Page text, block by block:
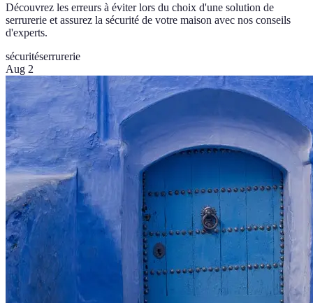
Découvrez les erreurs à éviter lors du choix d'une solution de
serrurerie et assurez la sécurité de votre maison avec nos conseils
d'experts.
sécuritéserrurerie
Aug 2